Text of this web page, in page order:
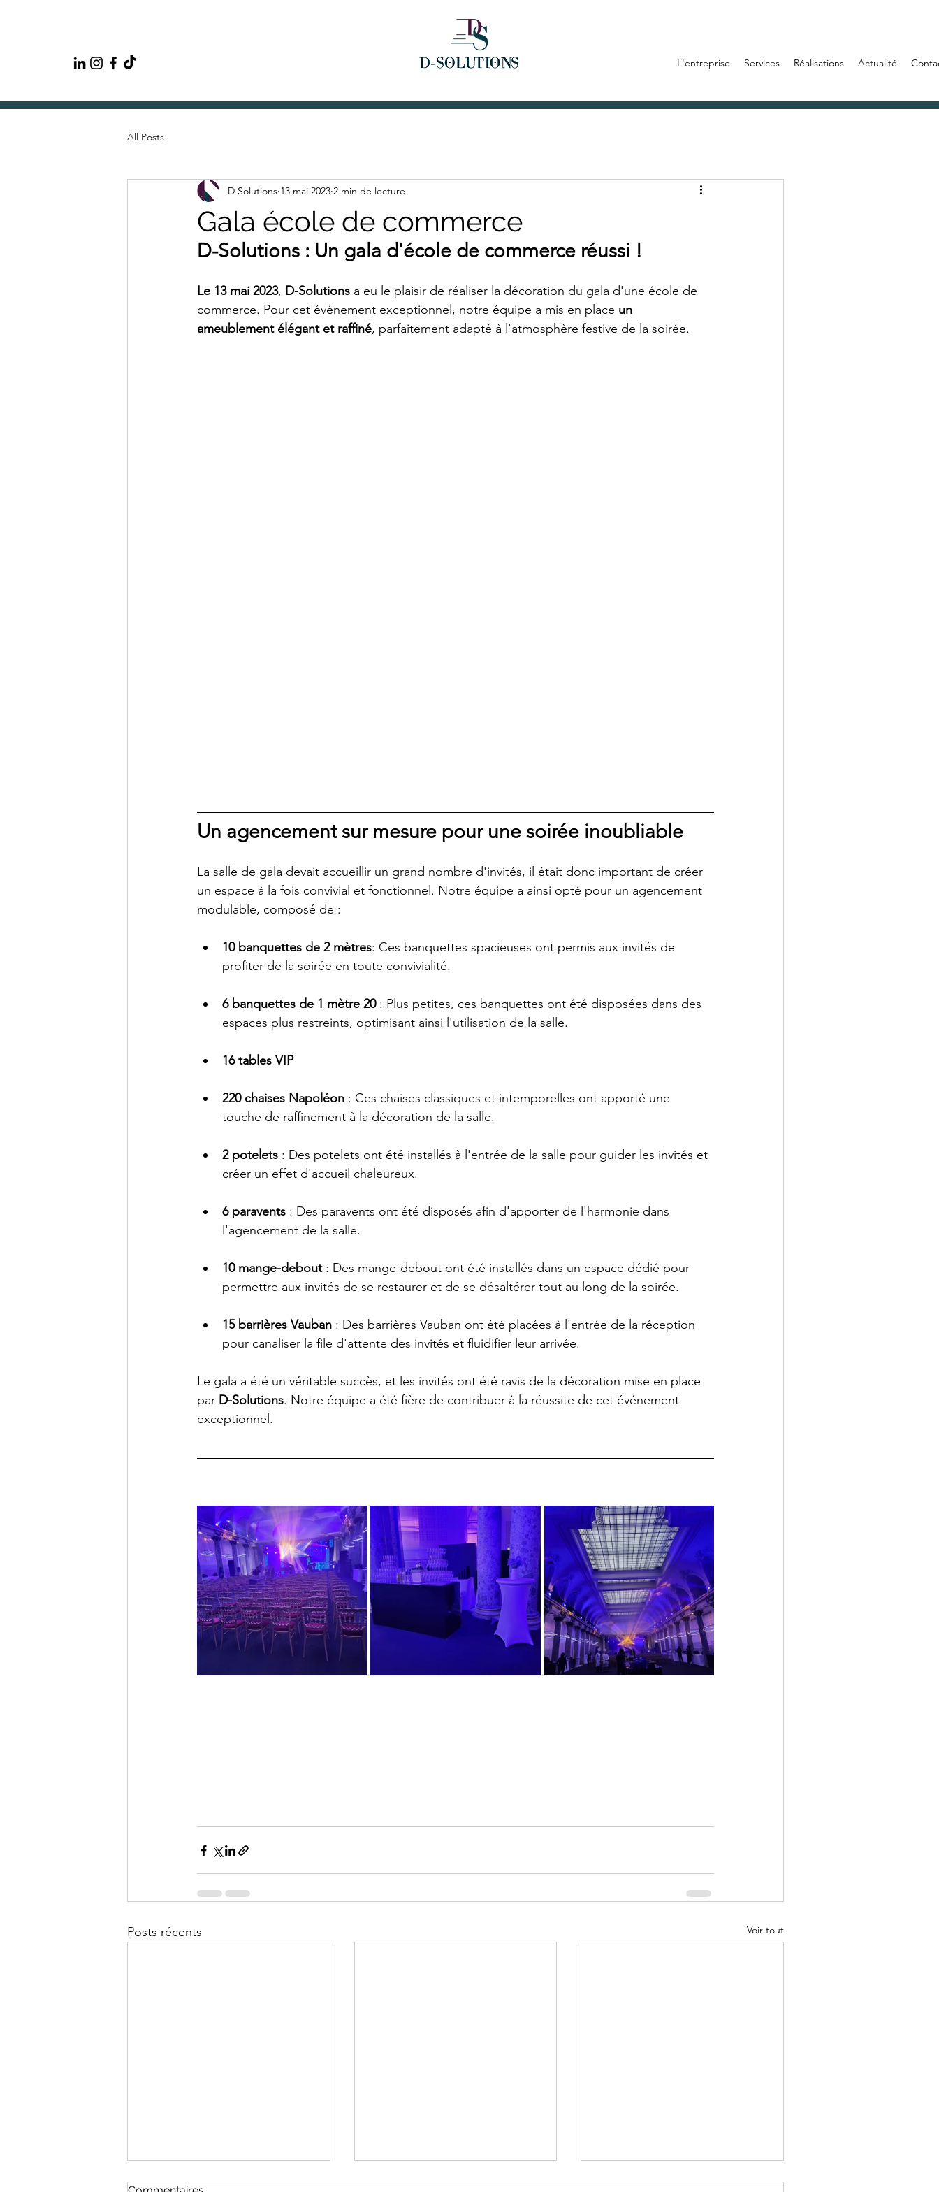
L'entreprise Services Réalisations Actualité
All Posts
Gala école de commerce
D Solutions 13 mai 2023 2 min de lecture
D-Solutions : Un gala d'école de commerce réussi !
Le 13 mai 2023, D-Solutions a eu le plaisir de réaliser la décoration du gala d'une école de
commerce. Pour cet événement exceptionnel, notre équipe a mis en place un
ameublement élégant et raffiné, parfaitement adapté à l'atmosphère festive de la soirée.
Un agencement sur mesure pour une soirée inoubliable
La salle de gala devait accueillir un grand nombre d'invités, il était donc important de créer
un espace à la fois convivial et fonctionnel. Notre équipe a ainsi opté pour un agencement
modulable, composé de :
10 banquettes de 2 mètres: Ces banquettes spacieuses ont permis aux invités de
profiter de la soirée en toute convivialité.
6 banquettes de 1 mètre 20 : Plus petites, ces banquettes ont été disposées dans des
espaces plus restreints, optimisant ainsi l'utilisation de la salle.
16 tables VIP
220 chaises Napoléon : Ces chaises classiques et intemporelles ont apporté une
touche de raffinement à la décoration de la salle.
2 potelets : Des potelets ont été installés à l'entrée de la salle pour guider les invités et
créer un effet d'accueil chaleureux.
6 paravents : Des paravents ont été disposés afin d'apporter de l'harmonie dans
l'agencement de la salle.
10 mange-debout : Des mange-debout ont été installés dans un espace dédié pour
permettre aux invités de se restaurer et de se désaltérer tout au long de la soirée.
15 barrières Vauban : Des barrières Vauban ont été placées à l'entrée de la réception
pour canaliser la file d'attente des invités et fluidifier leur arrivée.
Le gala a été un véritable succès, et les invités ont été ravis de la décoration mise en place
par D-Solutions. Notre équipe a été fière de contribuer à la réussite de cet événement
exceptionnel.
Posts récents Voir tout